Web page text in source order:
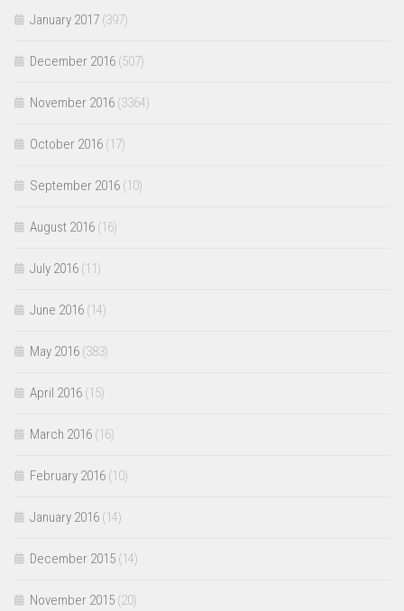
January 2017 (397)
December 2016 (507)
November 2016 (3364)
October 2016 (17)
September 2016 (10)
August 2016 (16)
July 2016 (11)
June 2016 (14)
May 2016 (383)
April 2016 (15)
March 2016 (16)
February 2016 (10)
January 2016 (14)
December 2015 (14)
November 2015 (20)